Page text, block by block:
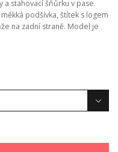
a stahovací šňůrku v pase.
podšívka, štítek s logem
na zadní straně. Model je